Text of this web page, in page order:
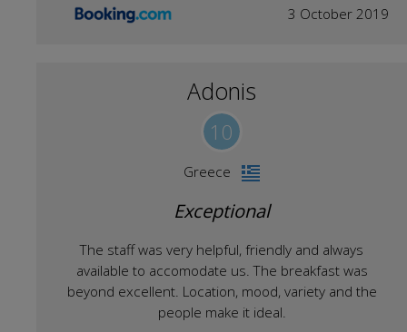
3 October 2019
Adonis
10
Greece
Exceptional
The staff was very helpful, friendly and always
available to accomodate us. The breakfast was
beyond excellent. Location, mood, variety and the
people make it ideal.